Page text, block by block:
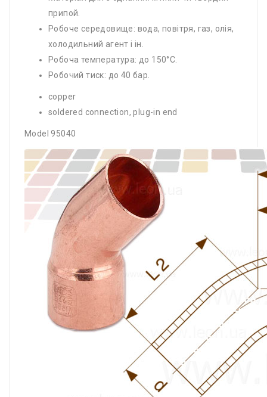
припой.
Робоче середовище: вода, повітря, газ, олія,
холодильний агент і ін.
Робоча температура: до 150°С.
Робочий тиск: до 40 бар.
copper
soldered connection, plug-​in end
Model 95040